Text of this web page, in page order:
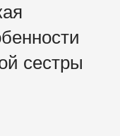
сестры